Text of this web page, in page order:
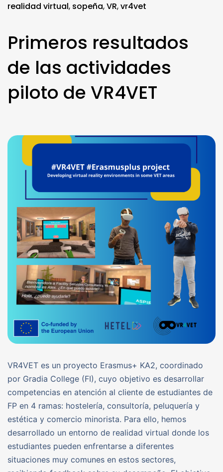
realidad virtual, sopeña,VR,vr4vet
Primeros resultados
de las actividades
piloto de VR4VET
VR4VET es un proyecto Erasmus+ KA2, coordinado
por Gradia College (FI), cuyo objetivo es desarrollar
competencias en atención al cliente de estudiantes de
FP en 4 ramas: hostelería, consultoría, peluquería y
estética y comercio minorista. Para ello, hemos
desarrollado un entorno de realidad virtual donde los
estudiantes pueden enfrentarse a diferentes
situaciones muy comunes en estos sectores,